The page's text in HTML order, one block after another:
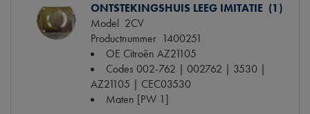
ONTSTEKINGSHUIS LEEG IMITATIE (1)
Model 2CV
Productnummer 1400251
OE Citroën AZ21105
Codes 002-762 | 002762 | 3530 |
AZ21105 | CEC03530
Maten [PW 1]